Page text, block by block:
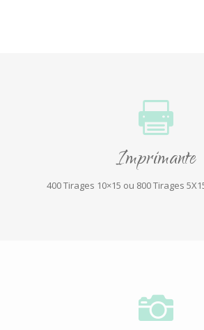
Imprimante
400 Tirages 10×15 ou 800 Tirages